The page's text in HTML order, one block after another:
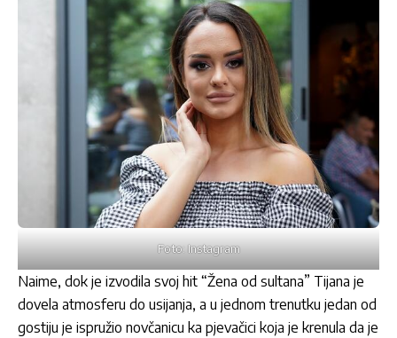
Foto: Instagram
Naime, dok je izvodila svoj hit “Žena od sultana” Tijana je
dovela atmosferu do usijanja, a u jednom trenutku jedan od
gostiju je ispružio novčanicu ka pjevačici koja je krenula da je